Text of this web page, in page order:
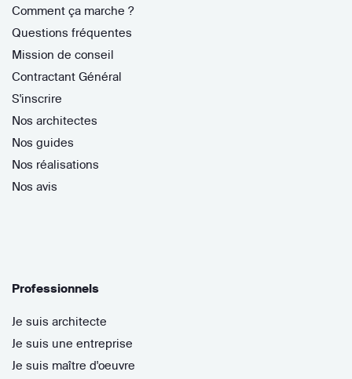
Comment ça marche ?
Questions fréquentes
Mission de conseil
Contractant Général
S'inscrire
Nos architectes
Nos guides
Nos réalisations
Nos avis
Professionnels
Je suis architecte
Je suis une entreprise
Je suis maître d'oeuvre